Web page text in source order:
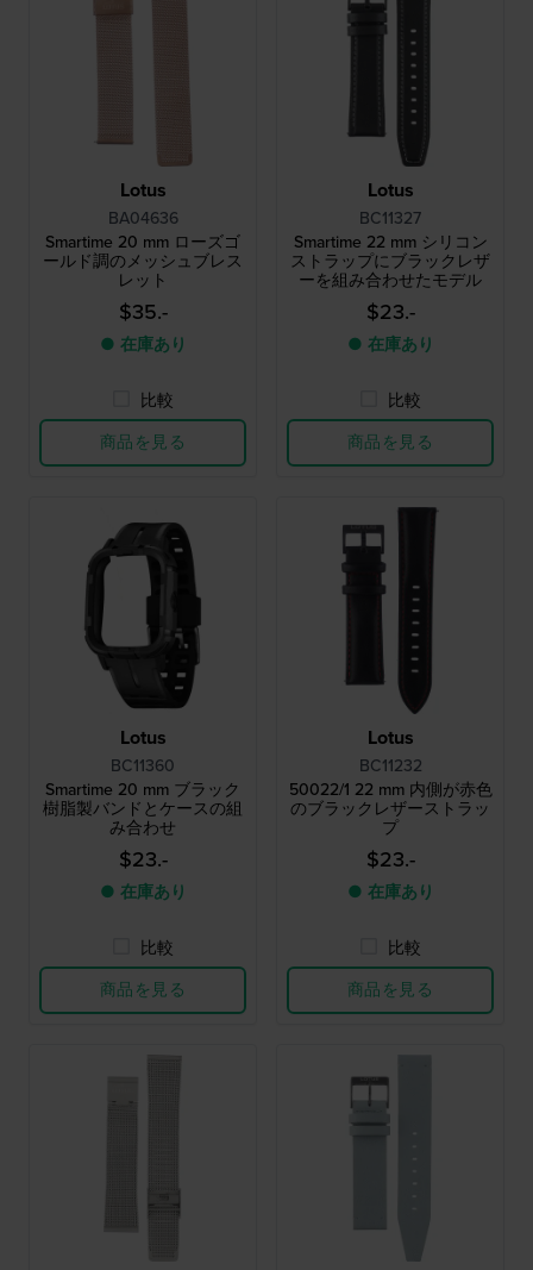
Lotus
BA04636
Smartime 20 mm ローズゴ
ールド調のメッシュブレス
レット
$35.-
● 在庫あり
比較
商品を見る
Lotus
BC11327
Smartime 22 mm シリコン
ストラップにブラックレザ
ーを組み合わせたモデル
$23.-
● 在庫あり
比較
商品を見る
Lotus
BC11360
Smartime 20 mm ブラック
樹脂製バンドとケースの組
み合わせ
$23.-
● 在庫あり
比較
商品を見る
Lotus
BC11232
50022/1 22 mm 内側が赤色
のブラックレザーストラッ
プ
$23.-
● 在庫あり
比較
商品を見る